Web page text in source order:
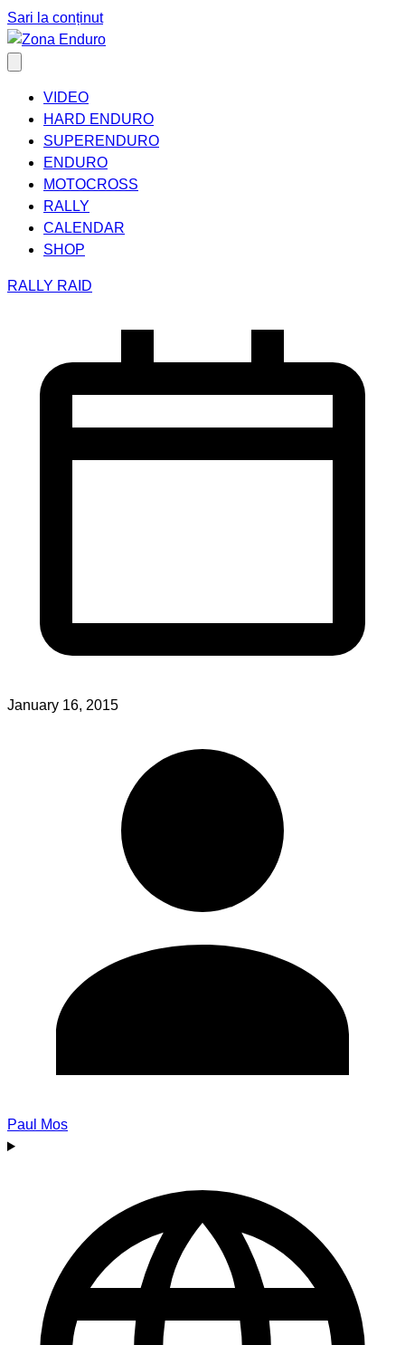
Sari la conținut
VIDEO
HARD ENDURO
SUPERENDURO
ENDURO
MOTOCROSS
RALLY
CALENDAR
SHOP
RALLY RAID
January 16, 2015
Paul Mos